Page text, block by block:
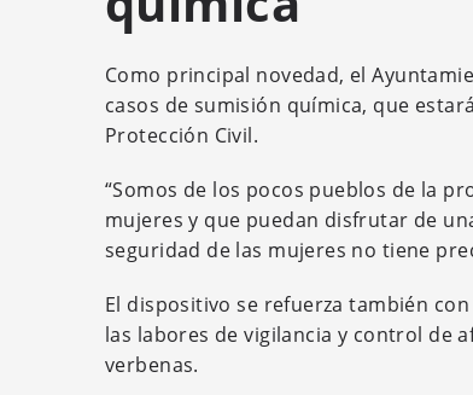
Como principal novedad, el
casos de sumisión química, que
Protección Civil.
“Somos de los pocos pueblos de la
mujeres y que puedan disfrutar de
seguridad de las mujeres no tiene
El dispositivo se refuerza también
las labores de vigilancia y control de
verbenas.